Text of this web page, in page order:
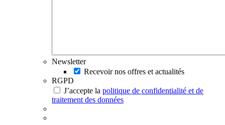
Newsletter
Recevoir nos offres et actualités
RGPD
J’accepte la politique de confidentialité et de
traitement des données